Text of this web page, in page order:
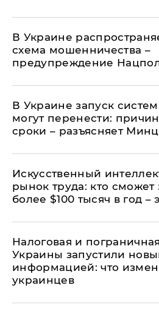
В Украине
схема мошенничества –
предупреждение
В Украине запуск
могут перенести:
сроки – разъясняет
Искусственный
рынок труда: кто сможет
более $100 тысяч в год –
Налоговая и
Украины запустили
информацией: что
украинцев